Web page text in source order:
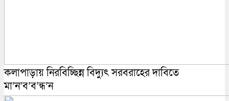
কলাপাড়ায় নিরবিচ্ছিন্ন বিদ্যুৎ সরবরাহের দাবিতে
মা’ন’ব’ব’ন্ধ’ন